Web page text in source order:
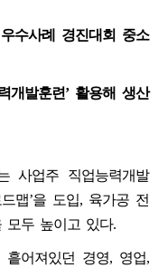
수사례 경진대회 중소
개발훈련’ 활용해 생산
사업주 직업능력개발
맵’을 도입, 육가공 전
모두 높이고 있다.
흩어져있던 경영, 영업,